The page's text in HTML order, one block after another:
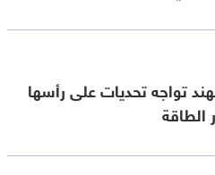
تواجه تحديات على رأسها
الطاقة